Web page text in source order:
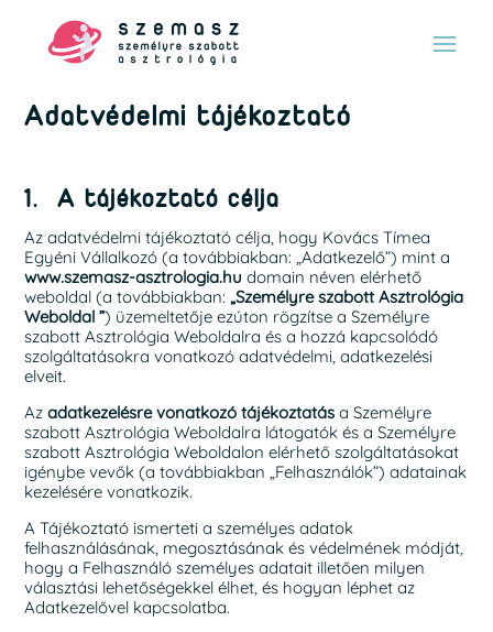
Adatvédelmi tájékoztató
1. A tájékoztató célja
Az adatvédelmi tájékoztató célja, hogy Kovács Tímea
Egyéni Vállalkozó (a továbbiakban: „Adatkezelő”) mint a
www.szemasz-asztrologia.hu domain néven elérhető
weboldal (a továbbiakban:„Személyre szabott Asztrológia
Weboldal ”) üzemeltetője ezúton rögzítse a Személyre
szabott Asztrológia Weboldalra és a hozzá kapcsolódó
szolgáltatásokra vonatkozó adatvédelmi, adatkezelési
elveit.
Azadatkezelésre vonatkozó tájékoztatás a Személyre
szabott Asztrológia Weboldalra látogatók és a Személyre
szabott Asztrológia Weboldalon elérhető szolgáltatásokat
igénybe vevők (a továbbiakban „Felhasználók”) adatainak
kezelésére vonatkozik.
A Tájékoztató ismerteti a személyes adatok
felhasználásának, megosztásának és védelmének módját,
hogy a Felhasználó személyes adatait illetően milyen
választási lehetőségekkel élhet, és hogyan léphet az
Adatkezelővel kapcsolatba.